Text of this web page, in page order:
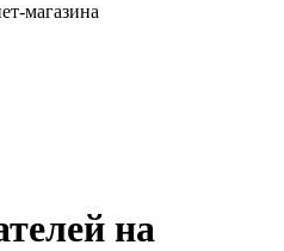
магазина
на